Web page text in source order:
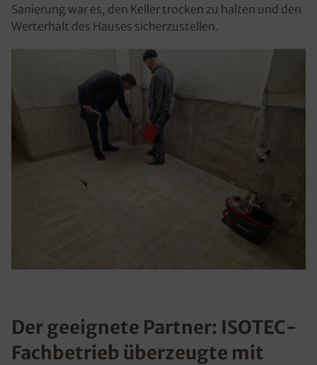
Sanierung war es, den Keller trocken zu halten und den
Werterhalt des Hauses sicherzustellen.
Der geeignete Partner: ISOTEC-
Fachbetrieb überzeugte mit